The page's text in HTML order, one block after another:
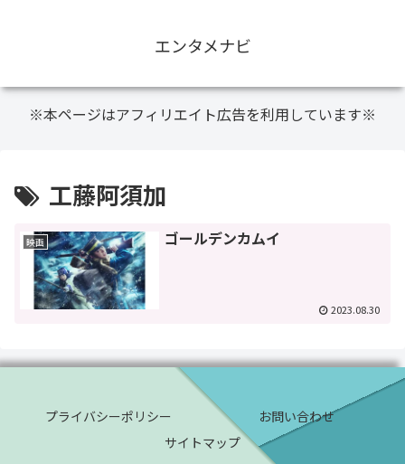
エンタメナビ
※本ページはアフィリエイト広告を利用しています※
工藤阿須加
映画 ゴールデンカムイ
2023.08.30
プライバシーポリシー
お問い合わせ
サイトマップ